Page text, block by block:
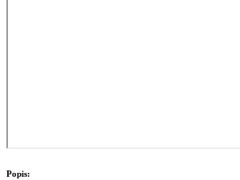
Popis: